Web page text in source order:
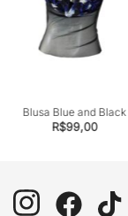
Blusa Blue and Black
R$99,00